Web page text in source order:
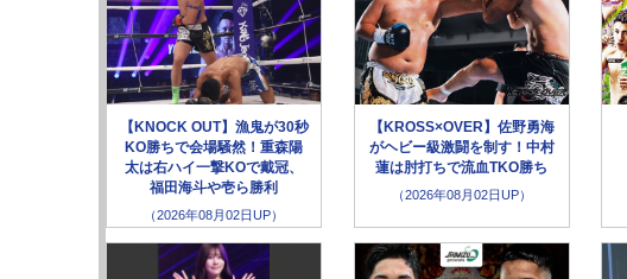
【KNOCK OUT】漁鬼が30秒
KO勝ちで会場騒然！重森陽
太は右ハイ一撃KOで戴冠、
福田海斗や壱ら勝利
（2026年08月02日UP）
【KROSS×OVER】佐野勇海
がヘビー級激闘を制す！中村
蓮は肘打ちで流血TKO勝ち
（2026年08月02日UP）